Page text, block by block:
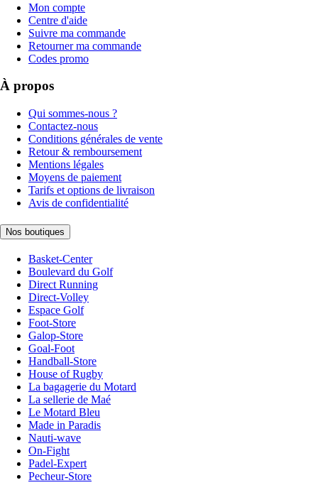
Mon compte
Centre d'aide
Suivre ma commande
Retourner ma commande
Codes promo
À propos
Qui sommes-nous ?
Contactez-nous
Conditions générales de vente
Retour & remboursement
Mentions légales
Moyens de paiement
Tarifs et options de livraison
Avis de confidentialité
Nos boutiques
Basket-Center
Boulevard du Golf
Direct Running
Direct-Volley
Espace Golf
Foot-Store
Galop-Store
Goal-Foot
Handball-Store
House of Rugby
La bagagerie du Motard
La sellerie de Maé
Le Motard Bleu
Made in Paradis
Nauti-wave
On-Fight
Padel-Expert
Pecheur-Store